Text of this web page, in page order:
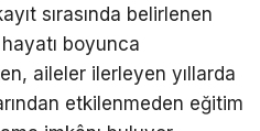
sırasında belirlenen
boyunca
aileler ilerleyen yıllarda
etkilenmeden eğitim